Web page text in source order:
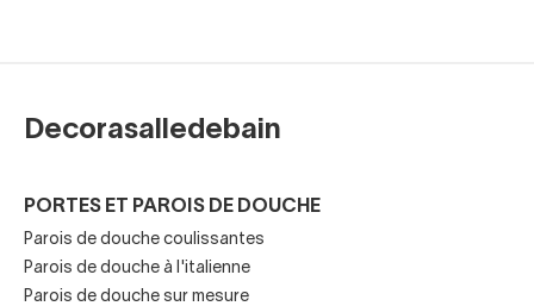
adossée à un mur de la salle de bains.
douche : ceux-ci ont une pomme de douche mobile
et une sortie d'eau directe vers la baignoire. Ils sont
généralement équipés d'un bouton pour choisir par
Decorasalledebain
PORTES ET PAROIS DE DOUCHE
Parois de douche coulissantes
Parois de douche à l'italienne
Parois de douche sur mesure